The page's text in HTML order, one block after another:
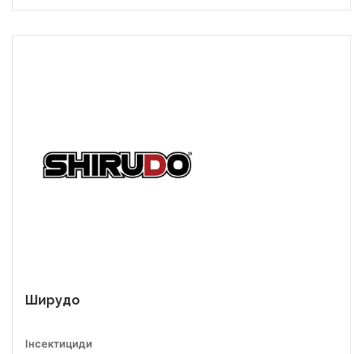
Ширудо
Інсектициди